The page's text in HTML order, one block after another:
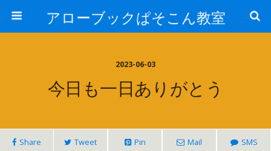
アローブックぱそこん教室
2023-06-03
今日も一日ありがとう
Share Tweet Pin Mail SMS